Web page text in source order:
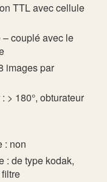
TTL avec cellule
couplé avec le
images par
> 180°, obturateur
: non
: de type kodak,